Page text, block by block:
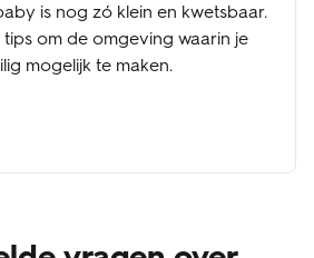
is nog zó klein en kwetsbaar.
om de omgeving waarin je
mogelijk te maken.